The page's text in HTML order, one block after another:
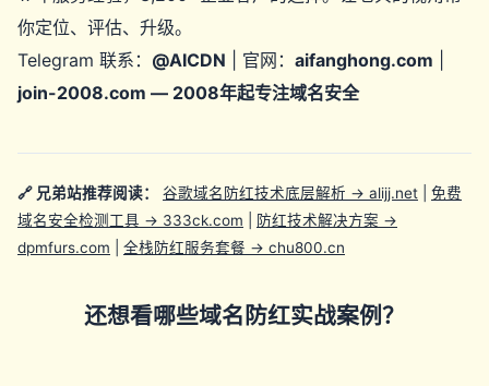
你定位、评估、升级。
Telegram 联系： @AICDN | 官网： aifanghong.com
join-2008.com — 2008年起专注域名安全
🔗 兄弟站推荐阅读： 谷歌域名防红技术底层解析 → alijj.net
免费
域名安全检测工具 → 333ck.com
防红技术解决方案 →
dpmfurs.com
全栈防红服务套餐 → chu800.cn
还想看哪些域名防红实战案例？